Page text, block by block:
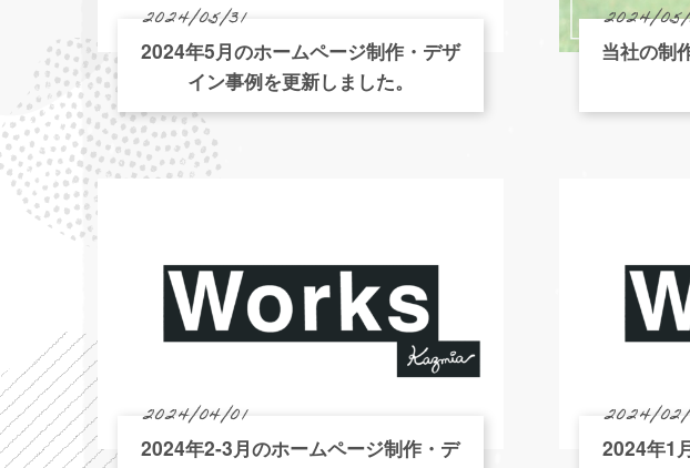
2024/05/31
2024年5月のホームページ制作・デザ
イン事例を更新しました。
2024/
当社の制
2024/04/01
2024年2-3月のホームページ制作・デ
2024/
2024年1